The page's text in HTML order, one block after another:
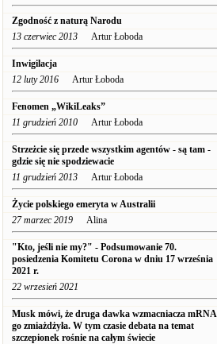
Zgodność z naturą Narodu
13 czerwiec 2013 Artur Łoboda
Inwigilacja
12 luty 2016 Artur Łoboda
Fenomen „WikiLeaks”
11 grudzień 2010 Artur Łoboda
Strzeżcie się przede wszystkim agentów - są tam -
gdzie się nie spodziewacie
11 grudzień 2013 Artur Łoboda
Życie polskiego emeryta w Australii
27 marzec 2019 Alina
"Kto, jeśli nie my?" - Podsumowanie 70.
posiedzenia Komitetu Corona w dniu 17 września
2021 r.
22 wrzesień 2021
Musk mówi, że druga dawka wzmacniacza mRNA
go zmiażdżyła. W tym czasie debata na temat
szczepionek rośnie na całym świecie